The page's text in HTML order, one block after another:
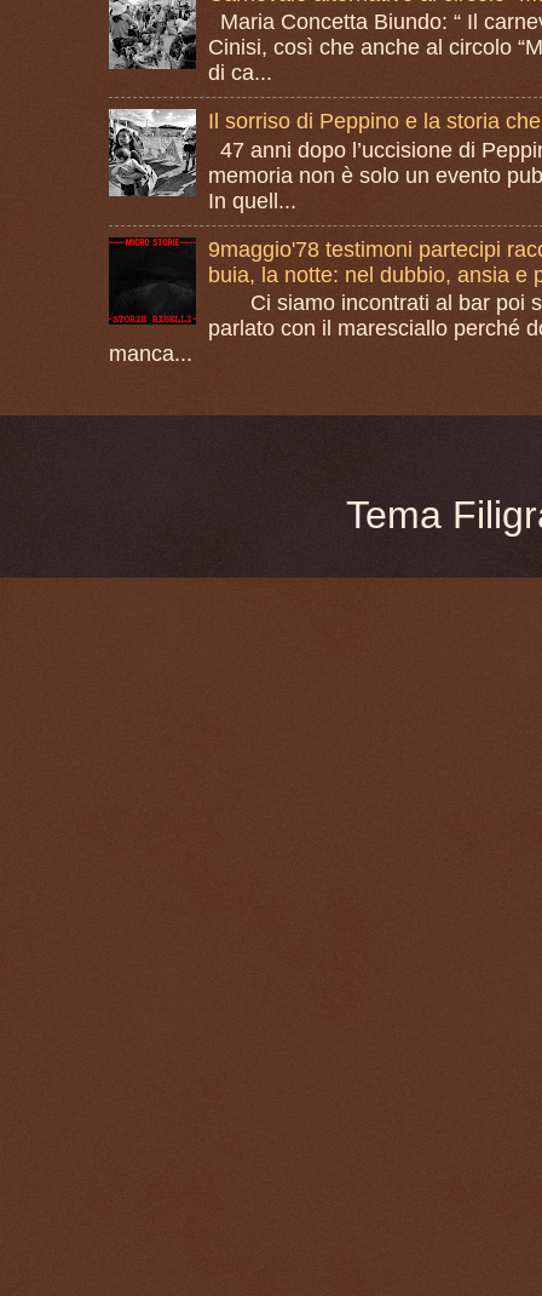
Maria Concetta Biundo: “ Il
Cinisi, così che anche al circolo
di ca...
Il sorriso di Peppino e la storia
47 anni dopo l’uccisione di
memoria non è solo un evento
In quell...
9maggio'78 testimoni partecipi
buia, la notte: nel dubbio, ansia e
Ci siamo incontrati al bar poi
parlato con il maresciallo perché
manca...
Tema